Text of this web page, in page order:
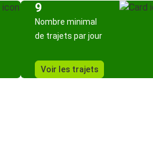
9
Nombre minimal
de trajets par jour
Voir les trajets